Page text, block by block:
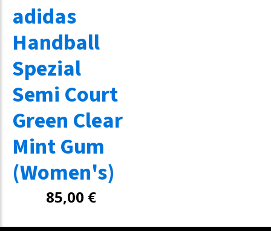
adidas
Handball
Spezial
Semi Court
Green Clear
Mint Gum
(Women's)
85,00 €